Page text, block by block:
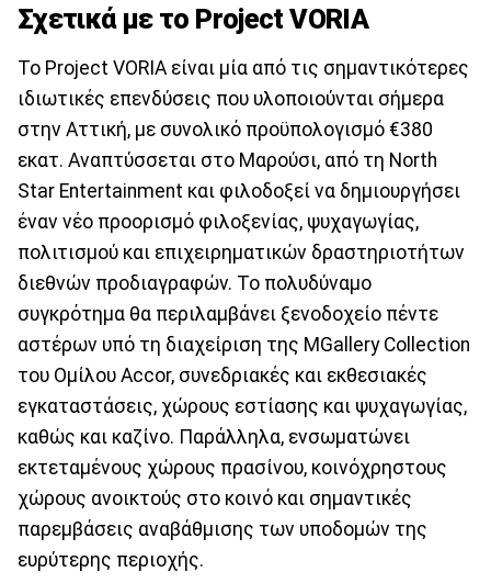
Σχετικά με το Project VORIA
Το Project VORIA είναι μία από τις σημαντικότερες
ιδιωτικές επενδύσεις που υλοποιούνται σήμερα
στην Αττική, με συνολικό προϋπολογισμό €380
εκατ. Αναπτύσσεται στο Μαρούσι, από τη North
Star Entertainment και φιλοδοξεί να δημιουργήσει
έναν νέο προορισμό φιλοξενίας, ψυχαγωγίας,
πολιτισμού και επιχειρηματικών δραστηριοτήτων
διεθνών προδιαγραφών. Το πολυδύναμο
συγκρότημα θα περιλαμβάνει ξενοδοχείο πέντε
αστέρων υπό τη διαχείριση της MGallery Collection
του Ομίλου Accor, συνεδριακές και εκθεσιακές
εγκαταστάσεις, χώρους εστίασης και ψυχαγωγίας,
καθώς και καζίνο. Παράλληλα, ενσωματώνει
εκτεταμένους χώρους πρασίνου, κοινόχρηστους
χώρους ανοικτούς στο κοινό και σημαντικές
παρεμβάσεις αναβάθμισης των υποδομών της
ευρύτερης περιοχής.